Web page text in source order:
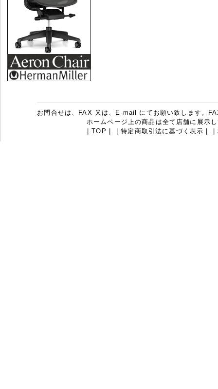
お問合せは、FAX 又は、E-mail にてお願い致します。
ホームページ上の商品は全て店舗に展示
|TOP |特定商取引法に基づく表示 |